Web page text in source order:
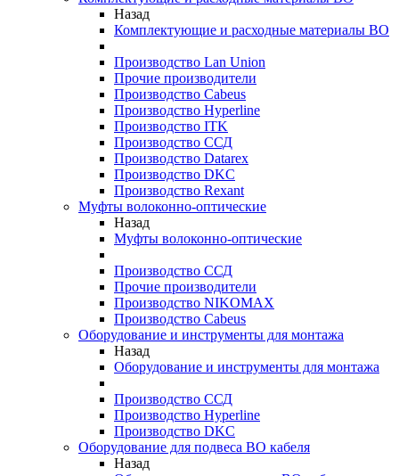
Назад
Комплектующие и расходные материалы ВО
Производство Lan Union
Прочие производители
Производство Cabeus
Производство Hyperline
Производство ITK
Производство ССД
Производство Datarex
Производство DKC
Производство Rexant
Муфты волоконно-оптические
Назад
Муфты волоконно-оптические
Производство ССД
Прочие производители
Производство NIKOMAX
Производство Cabeus
Оборудование и инструменты для монтажа
Назад
Оборудование и инструменты для монтажа
Производство ССД
Производство Hyperline
Производство DKC
Оборудование для подвеса ВО кабеля
Назад